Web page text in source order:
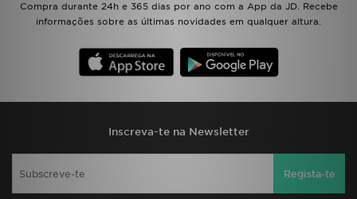
Compra durante 24h e 365 dias por ano com a App da JD. Recebe
informações sobre as últimas novidades em qualquer altura.
Inscreva-te na Newsletter
Regista-te